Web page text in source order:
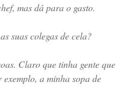
mas dá para o gasto.
suas colegas de cela?
Claro que tinha gente que
a minha sopa de